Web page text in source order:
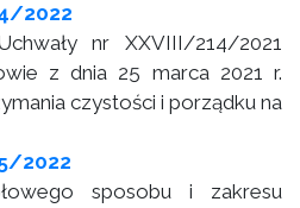
2022
nr XXVIII/214/2021
z dnia 25 marca 2021 r.
czystości i porządku na
2022
sposobu i zakresu